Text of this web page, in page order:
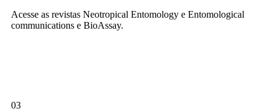
Acesse as revistas Neotropical Entomology e Entomological
communications e BioAssay.
03